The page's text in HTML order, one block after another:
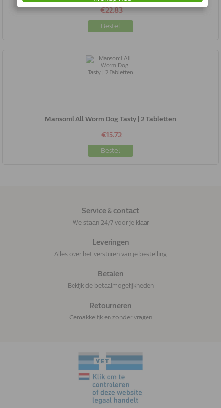
€22.83
Bestel
Mansonil All Worm Dog Tasty | 2 Tabletten
€15.72
Bestel
Service & contact
We staan 24/7 voor je klaar
Leveringen
Alles over het versturen van je bestelling
Betalen
Bekijk de betaalmogelijkheden
Retourneren
Gemakkelijk en zonder vragen